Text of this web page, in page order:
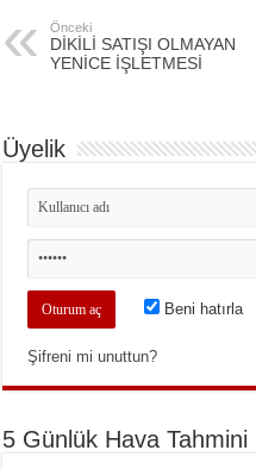
Önceki
DİKİLİ SATIŞI OLMAYAN
YENİCE İŞLETMESİ
Üyelik
Beni hatırla
Şifreni mi unuttun?
5 Günlük Hava Tahmini